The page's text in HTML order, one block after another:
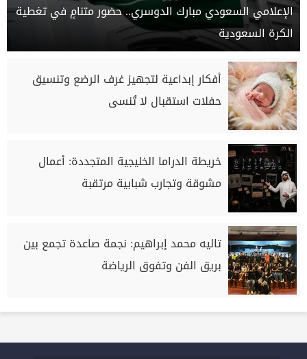
الإعلامي السعودي مبارك الدوسري.. حضور متنامٍ في تغطية
الكرة السعودية
أفكار إبداعية لتجهيز غرف الرضع وتنسيق
حفلات استقبال لا تُنسى
خريطة الدراما الخليجية المتجددة: أعمال
مشوقة وتجارب شبابية مرتقبة
تاليه محمد إبراهيم: نجمة صاعدة تجمع بين
بريق الفن وتفوق الرياضة